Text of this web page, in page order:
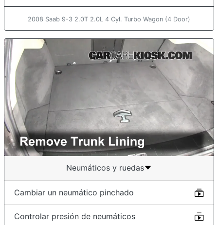
2008 Saab 9-3 2.0T 2.0L 4 Cyl. Turbo Wagon (4 Door)
Neumáticos y ruedas
Cambiar un neumático pinchado
Controlar presión de neumáticos